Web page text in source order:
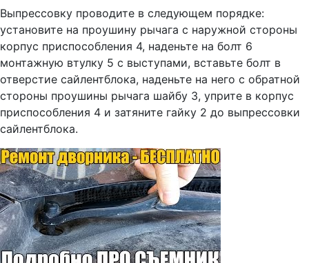
Выпрессовку проводите в следующем порядке:
установите на проушину рычага с наружной стороны
корпус приспособления 4, наденьте на болт 6
монтажную втулку 5 с выступами, вставьте болт в
отверстие сайлентблока, наденьте на него с обратной
стороны проушины рычага шайбу 3, уприте в корпус
приспособления 4 и затяните гайку 2 до выпрессовки
сайлентблока.